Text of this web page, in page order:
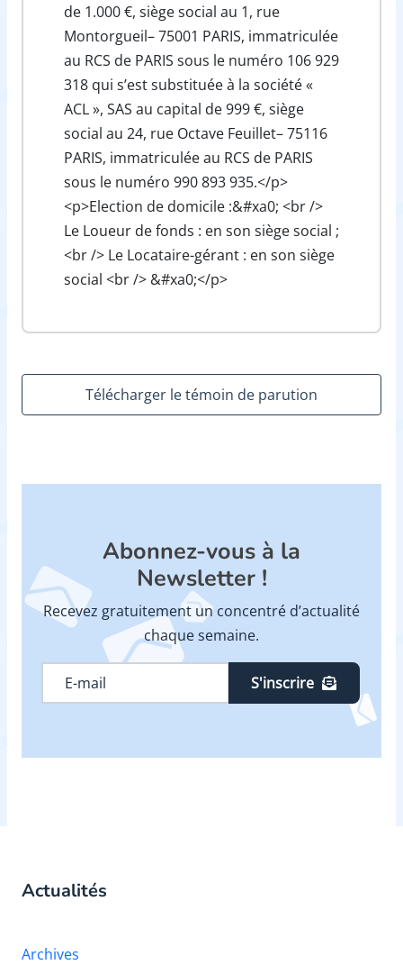
de 1.000 €, siège social au 1, rue
Montorgueil– 75001 PARIS, immatriculée
au RCS de PARIS sous le numéro 106 929
318 qui s’est substituée à la société «
ACL », SAS au capital de 999 €, siège
social au 24, rue Octave Feuillet– 75116
PARIS, immatriculée au RCS de PARIS
sous le numéro 990 893 935.</p>
<p>Election de domicile :&#xa0; <br />
Le Loueur de fonds : en son siège social ;
<br /> Le Locataire-gérant : en son siège
social <br /> &#xa0;</p>
Télécharger le témoin de parution
Abonnez-vous à la
Newsletter !
Recevez gratuitement un concentré d’actualité
chaque semaine.
S'inscrire
Actualités
Archives